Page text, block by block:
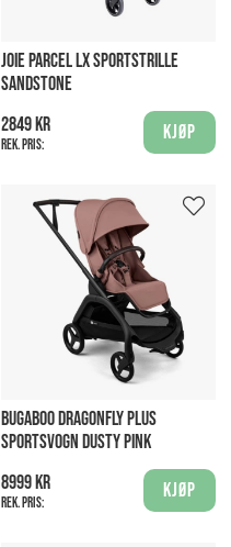
JOIE PARCEL LX SPORTSTRILLE
SANDSTONE
2849 kr
Rek. pris:
Kjøp
BUGABOO DRAGONFLY PLUS
SPORTSVOGN DUSTY PINK
8999 kr
Rek. pris:
Kjøp